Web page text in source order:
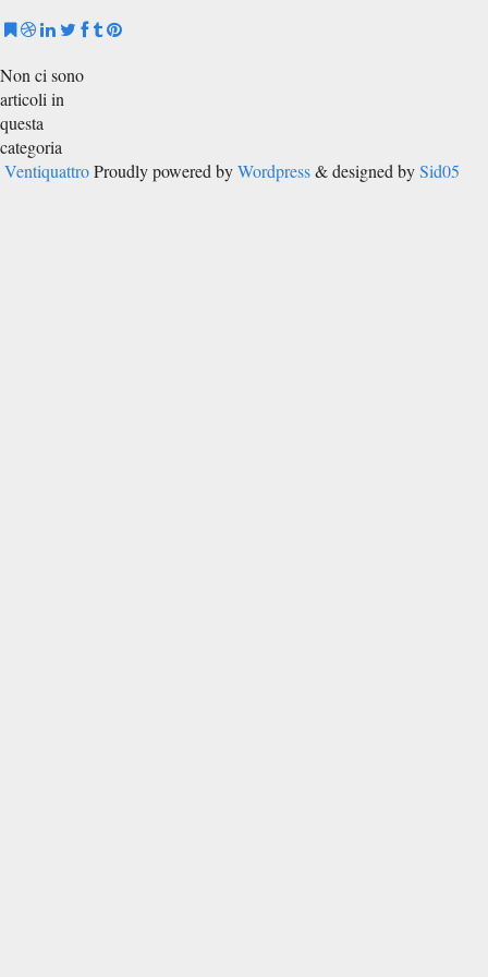
Non ci sono
articoli in
questa
categoria
Ventiquattro Proudly powered byWordpress& designed bySid05